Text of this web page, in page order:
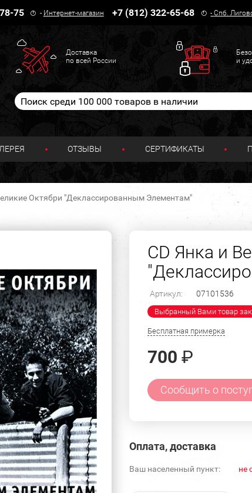
75 - Интернет-магазин +7 (812) 322-65-68 -Спб.
Доставка
по всей России
и
ОТЗЫВЫ СЕРТИФИКАТЫ
Октябри "Деклассированным Элементам"
CD Янка и
Артикул: 07101536
Выбранный Вами товар
Бесплатная примерка
700 ₽
Сообщить о
Оплата, доставка
Ваш населенный пункт: не